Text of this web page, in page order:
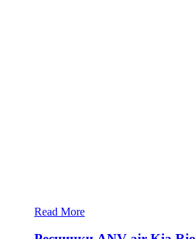
Read More